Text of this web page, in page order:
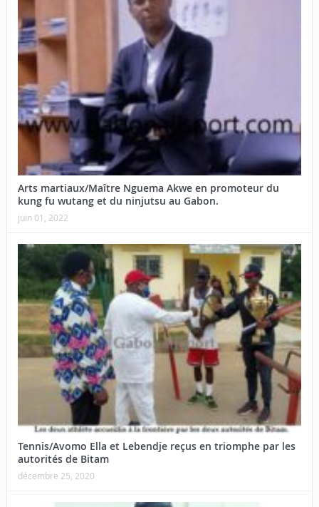
Arts martiaux/Maître Nguema Akwe en promoteur du
kung fu wutang et du ninjutsu au Gabon.
juin 01, 2022
Tennis/Avomo Ella et Lebendje reçus en triomphe par les
autorités de Bitam
décembre 25, 2020